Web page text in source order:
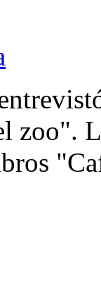
zoo".